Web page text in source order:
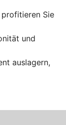
Sie
und
auslagern,